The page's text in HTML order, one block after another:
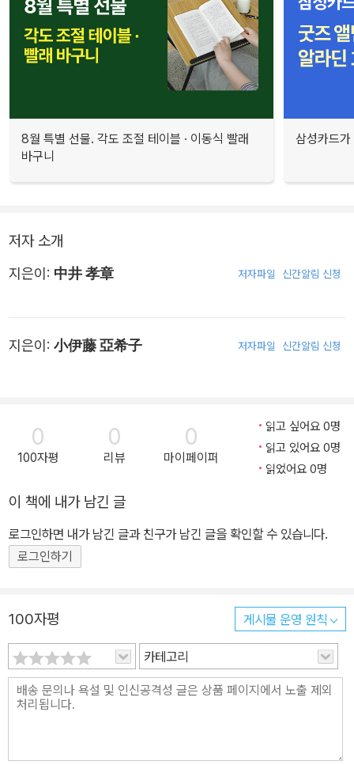
8월 특별 선물. 각도 조절 테이블 · 이동식 빨래
바구니
삼성카드
저자 소개
지은이: 中井 孝章 저자파일 신간알림 신청
지은이: 小伊藤 亞希子 저자파일 신간알림 신청
0
100자평
0
리뷰
0
마이페이퍼
읽고 싶어요 0명
읽고 있어요 0명
읽었어요 0명
이 책에 내가 남긴 글
로그인하면 내가 남긴 글과 친구가 남긴 글을 확인할 수 있습니다.
로그인하기
100자평 게시물 운영 원칙
카테고리